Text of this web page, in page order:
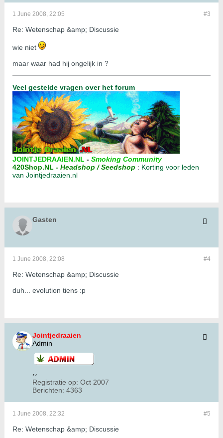
#3
1 June 2008, 22:05
Re: Wetenschap &amp; Discussie
wie niet
maar waar had hij ongelijk in ?
Veel gestelde vragen over het forum
JOINTJEDRAAIEN.NL - Smoking Community
420Shop.NL - Headshop / Seedshop : Korting voor leden
van Jointjedraaien.nl
Gasten
#4
1 June 2008, 22:08
Re: Wetenschap &amp; Discussie
duh... evolution tiens :p
Jointjedraaien
Admin
Registratie op: Oct 2007
Berichten: 4363
#5
1 June 2008, 22:32
Re: Wetenschap &amp; Discussie